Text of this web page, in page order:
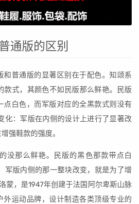
通版的区别
和普通版的显著区别在于配色。知颂系
款式，其颜色不如民版那么鲜艳。民版
点白色，而军版对应的全黑款式则没有
化：军版在内侧的设计上进行了显著改
强鞋款的强度。
没那么鲜艳。民版的黑色那款带点白
军版内侧的那一整块改变，就是为了增
蒙，是1947年创建于法国阿尔卑斯山脉
外运动品牌，设计制造各类顶级专业的